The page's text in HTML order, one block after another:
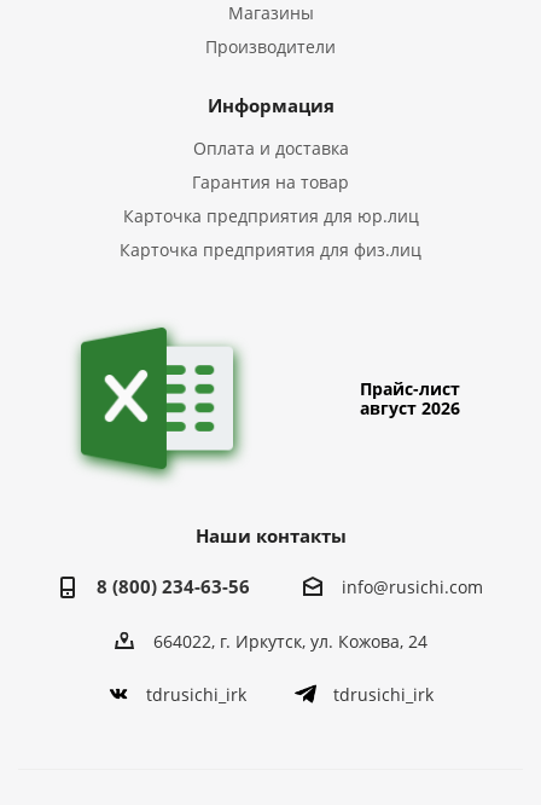
Магазины
Производители
Информация
Оплата и доставка
Гарантия на товар
Карточка предприятия для юр.лиц
Карточка предприятия для физ.лиц
Прайс-лист
август 2026
Наши контакты
8 (800) 234-63-56 info@rusichi.com
664022, г. Иркутск, ул. Кожова, 24
tdrusichi_irk tdrusichi_irk